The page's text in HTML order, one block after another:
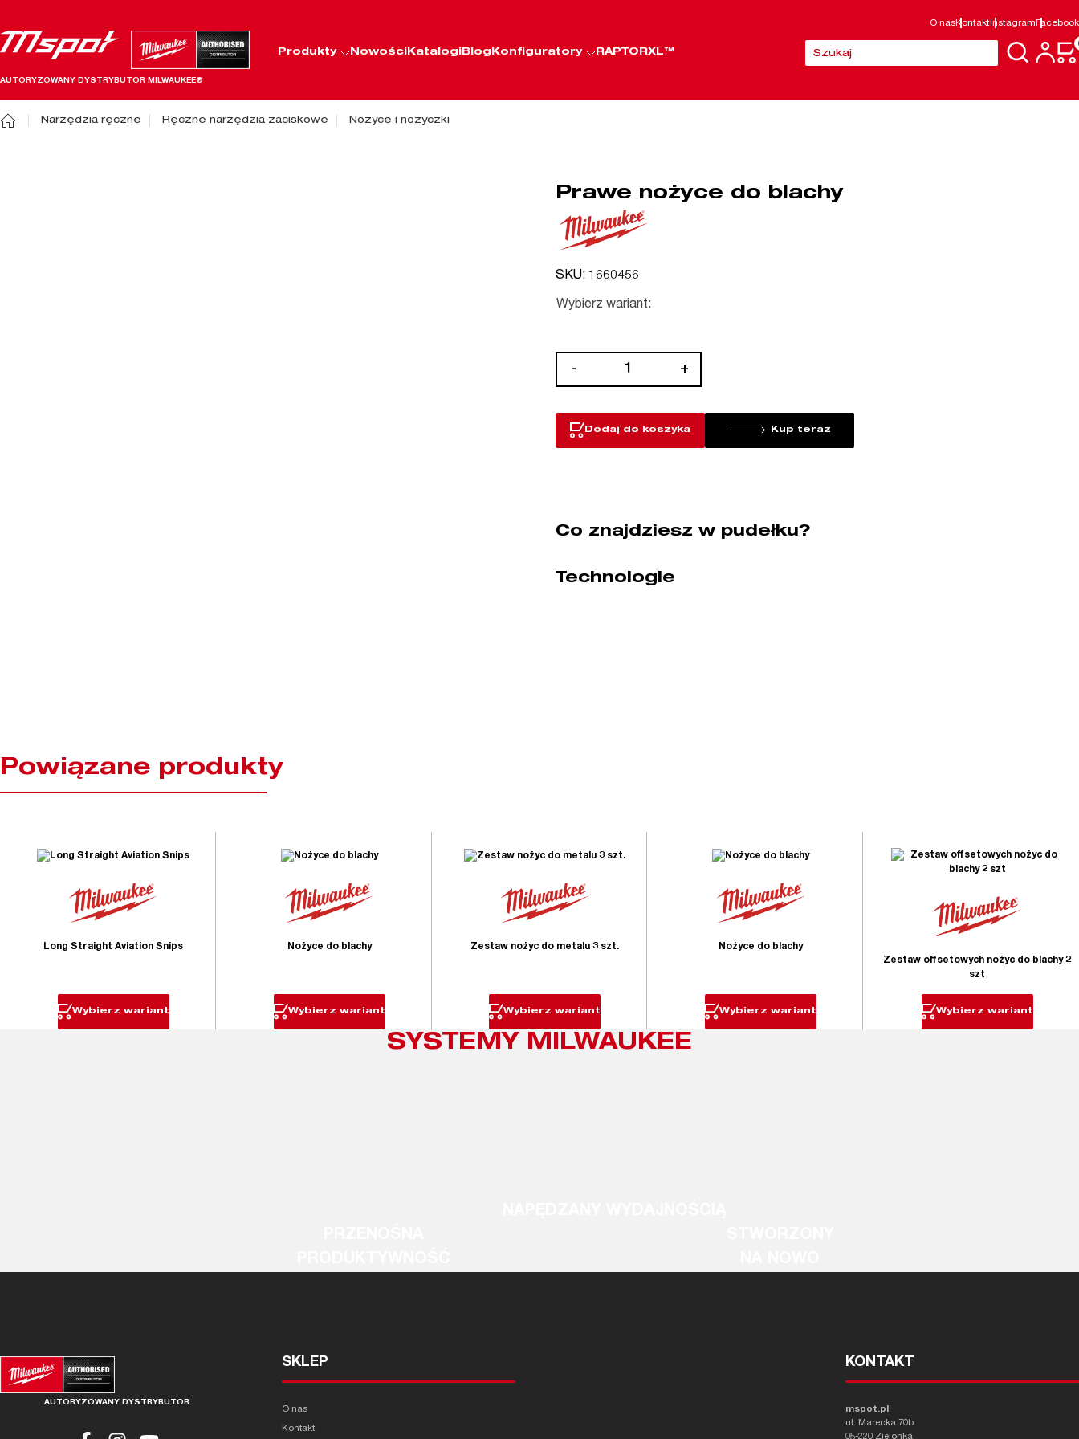
O nasKontakt Instagram Facebook
AUTORYZOWANY DYSTRYBUTOR MILWAUKEE®
Produkty NowościKatalogiBlogKonfiguratory RAPTORXL™
Narzędzia ręczne Ręczne narzędzia zaciskowe Nożyce i nożyczki
Prawe nożyce do blachy
SKU: 1660456
Wybierz wariant:
-
do
blachy
+
Dodaj do koszyka Kup teraz
Co znajdziesz w pudełku?
Technologie
Powiązane produkty
Long Straight Aviation Snips
Wybierz wariant
Nożyce do blachy
Wybierz wariant
Zestaw nożyc do metalu 3 szt.
Wybierz wariant
Nożyce do blachy
Wybierz wariant
Zestaw offsetowych nożyc do blachy 2
szt
Wybierz wariant
SYSTEMY MILWAUKEE
AUTORYZOWANY DYSTRYBUTOR
SKLEP
O nas
Kontakt
KONTAKT
mspot.pl
ul. Marecka 70b
05-220 Zielonka